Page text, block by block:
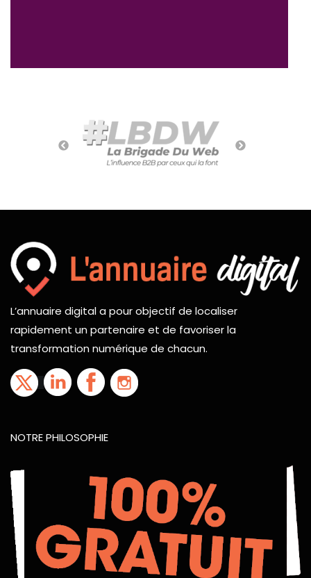
L’annuaire digital a pour objectif de localiser
rapidement un partenaire et de favoriser la
transformation numérique de chacun.
NOTRE PHILOSOPHIE